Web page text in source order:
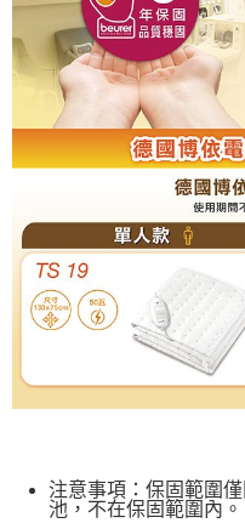
注意事項：保固範圍
池，不在保固範圍內。